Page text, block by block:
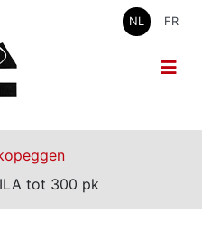
NL FR
tot 300 pk